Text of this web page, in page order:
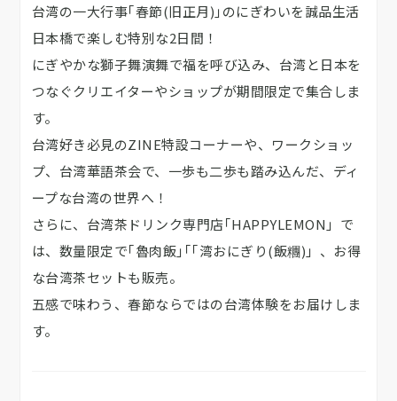
台湾の一大行事｢春節(旧正月)｣のにぎわいを誠品生活
日本橋で楽しむ特別な2日間！
にぎやかな獅子舞演舞で福を呼び込み、台湾と日本を
つなぐクリエイターやショップが期間限定で集合しま
す。
台湾好き必見のZINE特設コーナーや、ワークショッ
プ、台湾華語茶会で、一歩も二歩も踏み込んだ、ディ
ープな台湾の世界へ！
さらに、台湾茶ドリンク専門店｢HAPPYLEMON」で
は、数量限定で｢魯肉飯｣｢｢湾おにぎり(飯糰)」、お得
な台湾茶セットも販売。
五感で味わう、春節ならではの台湾体験をお届けしま
す。